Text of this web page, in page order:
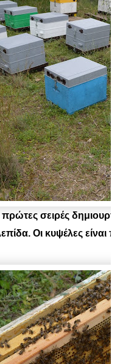
πρώτες σειρές
Οι κυψέλες είναι